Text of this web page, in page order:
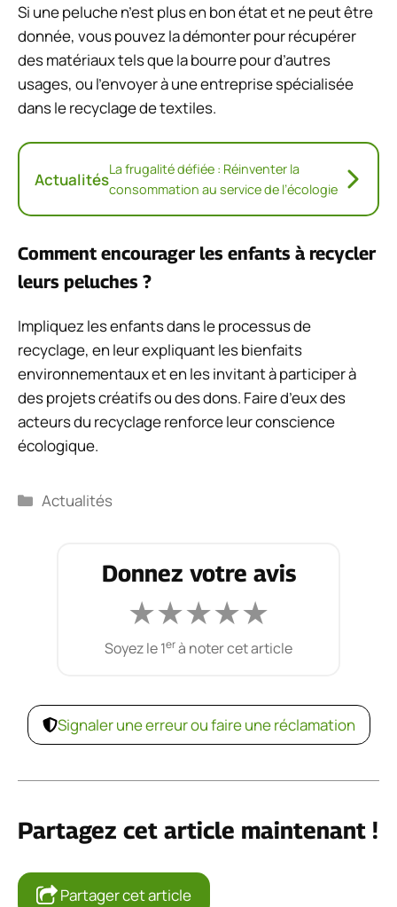
Si une peluche n’est plus en bon état et ne peut être
donnée, vous pouvez la démonter pour récupérer
des matériaux tels que la bourre pour d’autres
usages, ou l’envoyer à une entreprise spécialisée
dans le recyclage de textiles.
ActualitésLa frugalité défiée : Réinventer la
consommation au service de l’écologie
Comment encourager les enfants à recycler
leurs peluches ?
Impliquez les enfants dans le processus de
recyclage, en leur expliquant les bienfaits
environnementaux et en les invitant à participer à
des projets créatifs ou des dons. Faire d’eux des
acteurs du recyclage renforce leur conscience
écologique.
Catégories
Actualités
Donnez votre avis
★★★★★
Soyez le 1erà noter cet article
Signaler une erreur ou faire une réclamation
Partagez cet article maintenant !
Partager cet article